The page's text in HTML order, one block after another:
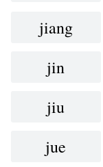
jiang
jin
jiu
jue